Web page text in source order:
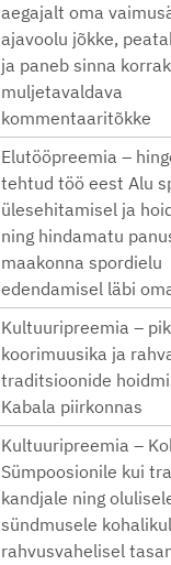
aegajalt oma
ajavoolu jõkke,
ja paneb sinna
muljetavaldava
kommentaaritõkke
Elutööpreemia –
tehtud töö eest Alu
ülesehitamisel ja
ning hindamatu
maakonna spordielu
edendamisel läbi
Kultuuripreemia –
koorimuusika ja
traditsioonide
Kabala piirkonnas
Kultuuripreemia –
Sümpoosionile kui
kandjale ning
sündmusele
rahvusvahelisel